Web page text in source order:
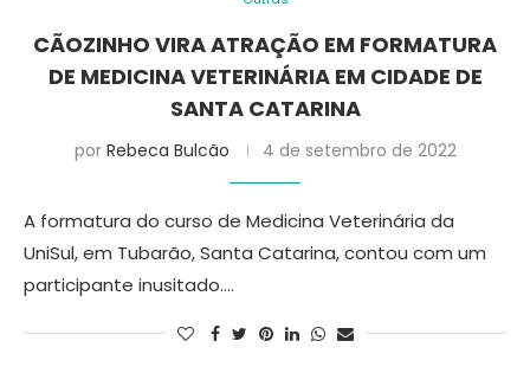
CÃOZINHO VIRA ATRAÇÃO EM FORMATURA
DE MEDICINA VETERINÁRIA EM CIDADE DE
SANTA CATARINA
por Rebeca Bulcão 4 de setembro de 2022
A formatura do curso de Medicina Veterinária da
UniSul, em Tubarão, Santa Catarina, contou com um
participante inusitado.…